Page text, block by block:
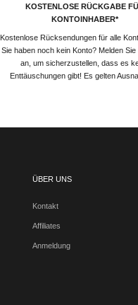
KOSTENLOSE RÜCKGABE
KONTOINHABER*
Kostenlose Rücksendungen für alle
Sie haben noch kein Konto? Melden
an, um sicherzustellen, dass es
Enttäuschungen gibt! Es gelten
ÜBER UNS
Kontakt
Affiliates
Anmeldung